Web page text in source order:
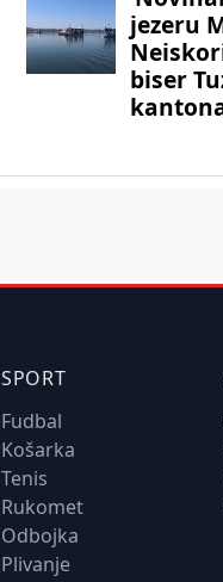
SPORT
Fudbal
Košarka
Tenis
Rukomet
Odbojka
Plivanje